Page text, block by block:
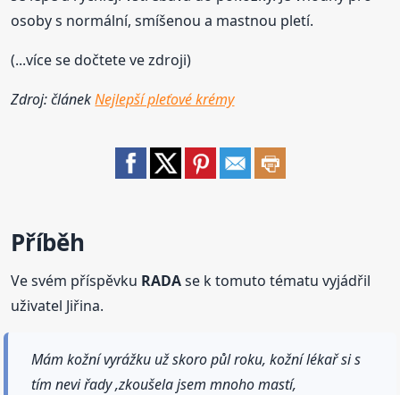
osoby s normální, smíšenou a mastnou pletí.
(...více se dočtete ve zdroji)
Zdroj: článekNejlepší pleťové krémy
Příběh
Ve svém příspěvku RADAse k tomuto tématu vyjádřil
uživatel Jiřina.
Mám kožní vyrážku už skoro půl roku, kožní lékař si s
tím nevi řady ,zkoušela jsem mnoho mastí,